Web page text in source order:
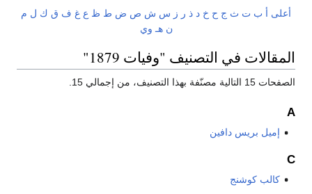
أعلى أ ب ت ث ج ح خ د ذ ر ز س ش ص ض ط ظ ع غ ف ق ك ل م
ن هـ وي
المقالات في التصنيف "وفيات 1879"
الصفحات 15 التالية مصنّفة بهذا التصنيف، من إجمالي 15.
A
إميل بريس دافين
C
كالب كوشنج